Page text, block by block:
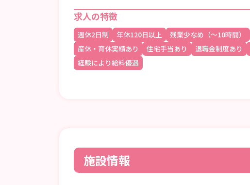
求人の特徴
週休2日制 年休120日以上 残業少なめ（～10時間）
産休・育休実績あり
住宅手当あり 退職金制度あり
経験により給料優遇
施設情報